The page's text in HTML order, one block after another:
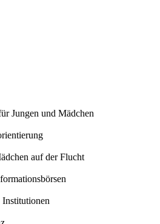
Jungen und Mädchen
auf der Flucht